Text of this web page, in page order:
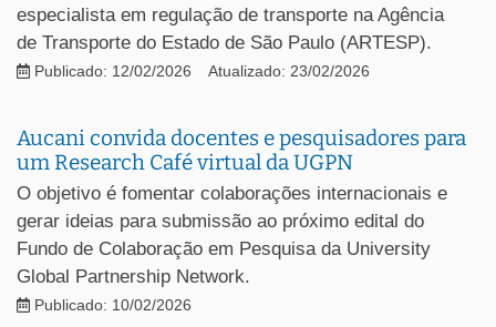
especialista em regulação de transporte na Agência
de Transporte do Estado de São Paulo (ARTESP).
Publicado: 12/02/2026 Atualizado: 23/02/2026
Aucani convida docentes e pesquisadores para
um Research Café virtual da UGPN
O objetivo é fomentar colaborações internacionais e
gerar ideias para submissão ao próximo edital do
Fundo de Colaboração em Pesquisa da University
Global Partnership Network.
Publicado: 10/02/2026